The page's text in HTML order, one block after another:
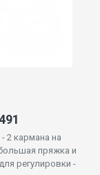
2 кармана на
пряжка и
регулировки -